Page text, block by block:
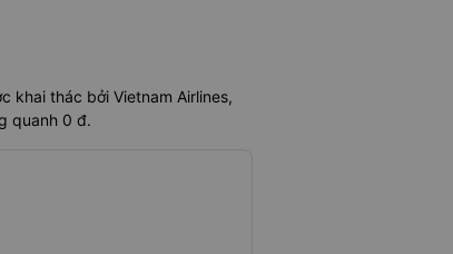
khai thác bởi Vietnam Airlines,
quanh 0 đ.